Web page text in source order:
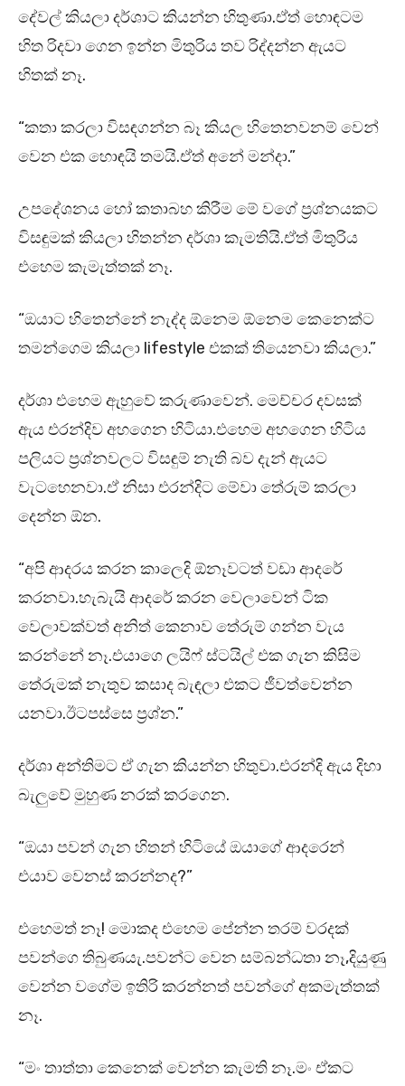
දේවල් කියලා දර්ශාට කියන්න හිතුණා.ඒත් හොඳටම
හිත රිදවා ගෙන ඉන්න මිතුරිය තව රිද්දන්න ඇයට
හිතක් නෑ.
“කතා කරලා විසඳගන්න බෑ කියල හිතෙනවනම් වෙන්
වෙන එක හොඳයි තමයි.ඒත් අනේ මන්දා.”
උපදේශනය හෝ කතාබහ කිරීම මේ වගේ ප්‍රශ්නයකට
විසඳුමක් කියලා හිතන්න දර්ශා කැමතියි.ඒත් මිතුරිය
එහෙම කැමැත්තක් නෑ.
“ඔයාට හිතෙන්නේ නැද්ද ඕනෙම ඕනෙම කෙනෙක්ට
තමන්ගෙම කියලා lifestyle එකක් තියෙනවා කියලා.”
දර්ශා එහෙම ඇහුවේ කරුණාවෙන්. මෙච්චර දවසක්
ඇය එරන්දිව අහගෙන හිටියා.එහෙම අහගෙන හිටිය
පලියට ප්‍රශ්නවලට විසඳුම් නැති බව දැන් ඇයට
වැටහෙනවා.ඒ නිසා එරන්දිට මේවා තේරුම් කරලා
දෙන්න ඕන.
“අපි ආදරය කරන කාලෙදි ඕනෑවටත් වඩා ආදරේ
කරනවා.හැබැයි ආදරේ කරන වෙලාවෙන් ටික
වෙලාවක්වත් අනිත් කෙනාව තේරුම් ගන්න වැය
කරන්නේ නෑ.එයාගෙ ලයිෆ් ස්ටයිල් එක ගැන කිසිම
තේරුමක් නැතුව කසාද බැඳලා එකට ජීවත්වෙන්න
යනවා.ඊටපස්සෙ ප්‍රශ්න.”
දර්ශා අන්තිමට ඒ ගැන කියන්න හිතුවා.එරන්දි ඇය දිහා
බැලුවේ මුහුණ නරක් කරගෙන.
“ඔයා පවන් ගැන හිතන් හිටියේ ඔයාගේ ආදරෙන්
එයාව වෙනස් කරන්නද?”
එහෙමත් නෑ! මොකද එහෙම පේන්න තරම් වරදක්
පවන්ගෙ තිබුණයැ.පවන්ට වෙන සම්බන්ධතා නෑ,දියුණු
වෙන්න වගේම ඉතිරි කරන්නත් පවන්ගේ අකමැත්තක්
නෑ.
“මං තාත්තා කෙනෙක් වෙන්න කැමති නෑ.මං ඒකට